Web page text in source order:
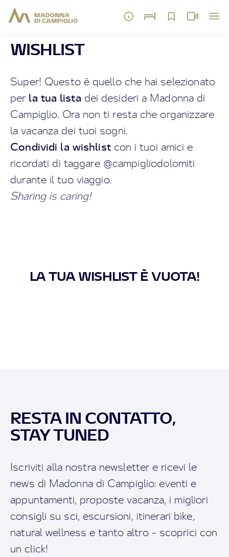
WISHLIST
Super! Questo è quello che hai selezionato
per la tua lista dei desideri a Madonna di
Campiglio. Ora non ti resta che organizzare
la vacanza dei tuoi sogni.
Condividi la wishlistcon i tuoi amici e
ricordati di taggare @campigliodolomiti
durante il tuo viaggio.
Sharing is caring!
LA TUA WISHLIST È VUOTA!
RESTA IN CONTATTO,
STAY TUNED
Iscriviti alla nostra newsletter e ricevi le
news di Madonna di Campiglio: eventi e
appuntamenti, proposte vacanza, i migliori
consigli su sci, escursioni, itinerari bike,
natural wellness e tanto altro - scoprici con
un click!